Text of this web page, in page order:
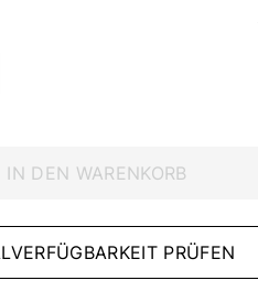
IN DEN WARENKORB
PRÜFEN